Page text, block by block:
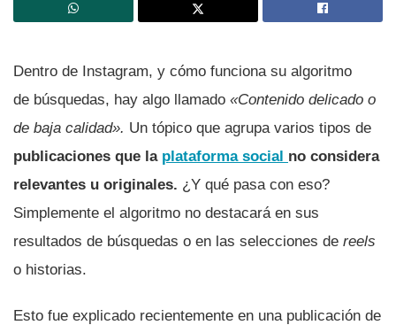
Dentro de Instagram, y cómo funciona su algoritmo
de búsquedas, hay algo llamado «Contenido delicado o
de baja calidad». Un tópico que agrupa varios tipos de
publicaciones que la plataforma social no considera
relevantes u originales. ¿Y qué pasa con eso?
Simplemente el algoritmo no destacará en sus
resultados de búsquedas o en las selecciones de reels
o historias.
Esto fue explicado recientemente en una publicación de